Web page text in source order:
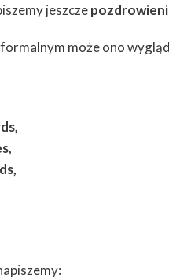
jeszcze
może ono